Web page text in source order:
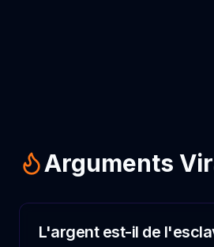
Arguments
L'argent est-il de